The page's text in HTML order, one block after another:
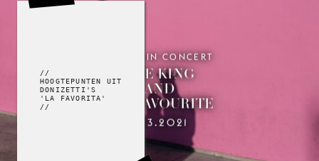
//
HOOGTEPUNTEN UIT
DONIZETTI'S
'LA FAVORITA'
//
OPERA IN CONCERT
THE KING
AND
HIS FAVOURITE
12.3.2021